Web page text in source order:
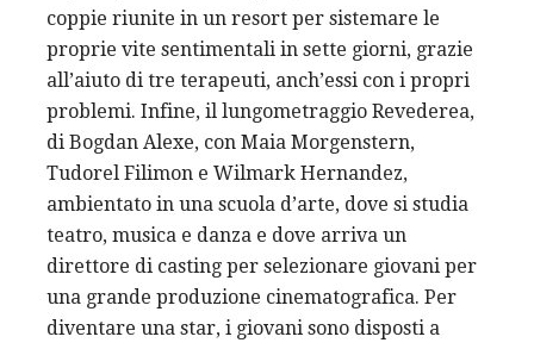
coppie riunite in un resort per sistemare le
proprie vite sentimentali in sette giorni, grazie
all’aiuto di tre terapeuti, anch’essi con i propri
problemi. Infine, il lungometraggio Revederea,
di Bogdan Alexe, con Maia Morgenstern,
Tudorel Filimon e Wilmark Hernandez,
ambientato in una scuola d’arte, dove si studia
teatro, musica e danza e dove arriva un
direttore di casting per selezionare giovani per
una grande produzione cinematografica. Per
diventare una star, i giovani sono disposti a